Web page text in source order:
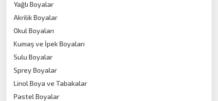
Yağlı Boyalar
Akrilik Boyalar
Okul Boyaları
Kumaş ve İpek Boyaları
Sulu Boyalar
Sprey Boyalar
Linol Boya ve Tabakalar
Pastel Boyalar